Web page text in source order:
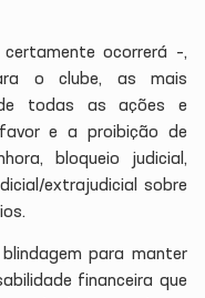
ocorrerá –,
o clube, as mais
todas as ações e
e a proibição de
bloqueio judicial,
extrajudicial sobre
para manter
financeira que